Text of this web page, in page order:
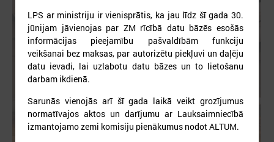
LPS ar ministriju ir vienisprātis, ka jau līdz šī gada 30.
jūnijam jāvienojas par ZM rīcībā datu bāzēs esošās
informācijas pieejamību pašvaldībām funkciju
veikšanai bez maksas, par autorizētu piekļuvi un daļēju
datu ievadi, lai uzlabotu datu bāzes un to lietošanu
darbam ikdienā.
Sarunās vienojās arī šī gada laikā veikt grozījumus
normatīvajos aktos un darījumu ar Lauksaimniecībā
izmantojamo zemi komisiju pienākumus nodot ALTUM.